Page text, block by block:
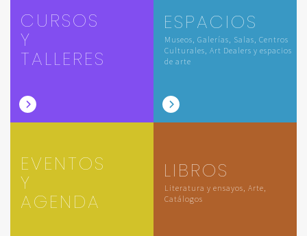
CURSOS
Y
TALLERES
ESPACIOS
Museos, Galerías, Salas, Centros
Culturales, Art Dealers y espacios
de arte
EVENTOS
Y
AGENDA
LIBROS
Literatura y ensayos, Arte,
Catálogos